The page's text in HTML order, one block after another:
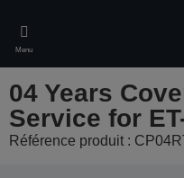
main
content
Menu
04 Years
Service for
Référence produit :